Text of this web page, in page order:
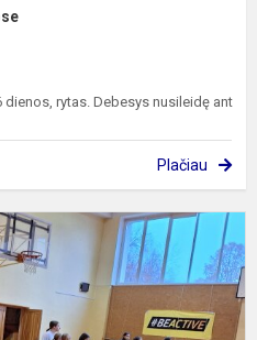
rytas. Debesys nusileidę ant
Plačiau